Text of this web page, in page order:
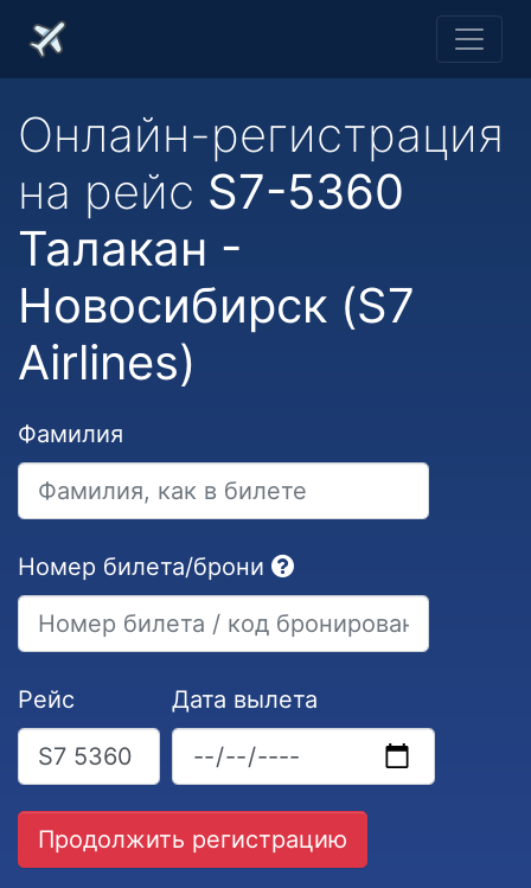
Онлайн-регистрация
на рейс S7-5360
Талакан -
Новосибирск (S7
Airlines)
Фамилия
Номер билета/брони
Рейс Дата вылета